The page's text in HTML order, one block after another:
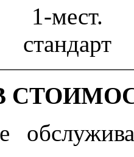
1-мест.
стандарт